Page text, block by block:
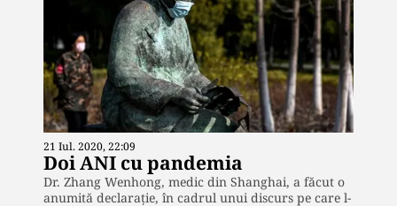
21 Iul. 2020, 22:09
Doi ANI cu pandemia
Dr. Zhang Wenhong, medic din Shanghai, a făcut o
anumită declarație, în cadrul unui discurs pe care l-